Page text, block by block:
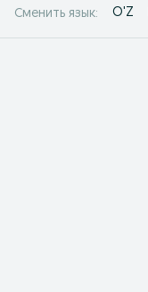
Сменить язык: O'Z